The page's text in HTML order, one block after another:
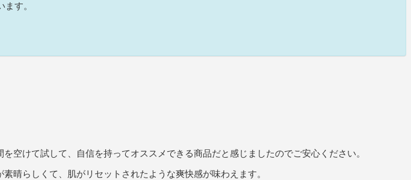
す。
空けて試して、自信を持ってオススメできる商品だと感じましたのでご安心ください。
晴らしくて、肌がリセットされたような爽快感が味わえます。